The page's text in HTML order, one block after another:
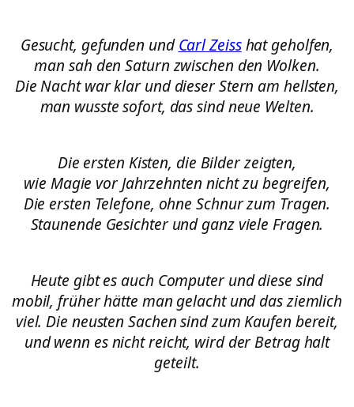
Gesucht, gefunden undCarlZeisshat geholfen,
man sah den Saturn zwischen den Wolken.
Die Nacht war klar und dieser Stern am hellsten,
man wusste sofort, das sind neue Welten.
Die ersten Kisten, die Bilder zeigten,
wie Magie vor Jahrzehnten nicht zu begreifen,
Die ersten Telefone, ohne Schnur zum Tragen.
Staunende Gesichter und ganz viele Fragen.
Heute gibt es auch Computer und diese sind
mobil, früher hätte man gelacht und das ziemlich
viel. Die neusten Sachen sind zum Kaufen bereit,
und wenn es nicht reicht, wird der Betrag halt
geteilt.